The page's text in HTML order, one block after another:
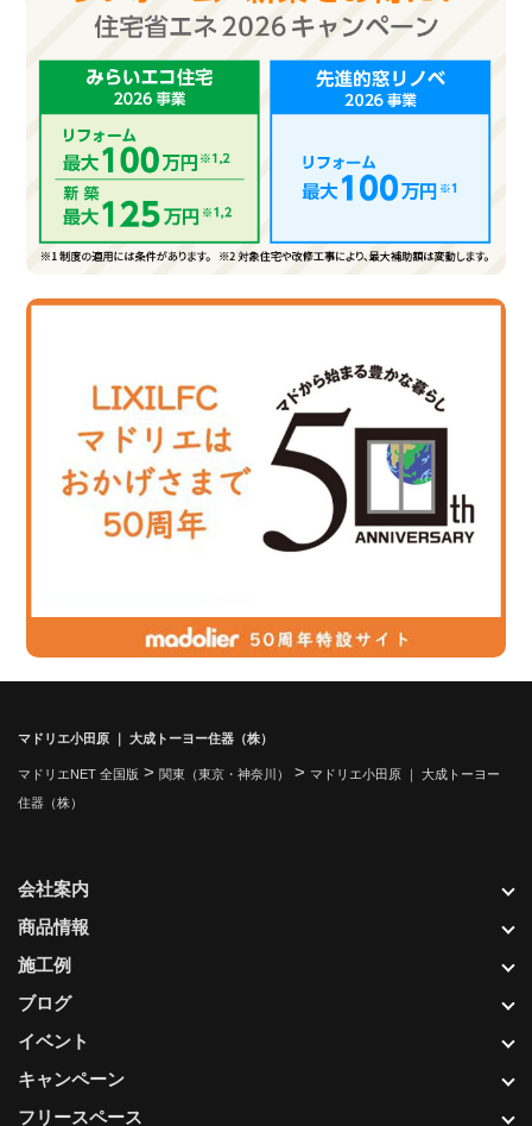
マドリエ小田原 ｜ 大成トーヨー住器（株）
マドリエNET 全国版 > 関東（東京・神奈川） > マドリエ小田原 ｜ 大成トーヨー
住器（株）
会社案内
商品情報
施工例
ブログ
イベント
キャンペーン
フリースペース